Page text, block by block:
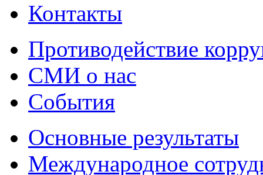
Контакты
Противодействие
СМИ о нас
События
Основные результаты
Международное